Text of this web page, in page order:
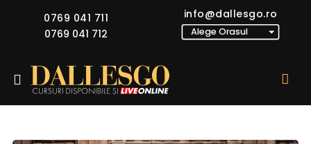
0769 041 711
0769 041 712
info@dallesgo.ro